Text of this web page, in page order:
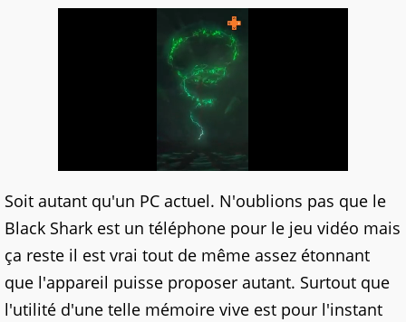
Soit autant qu'un PC actuel. N'oublions pas que le
Black Shark est un téléphone pour le jeu vidéo mais
ça reste il est vrai tout de même assez étonnant
que l'appareil puisse proposer autant. Surtout que
l'utilité d'une telle mémoire vive est pour l'instant